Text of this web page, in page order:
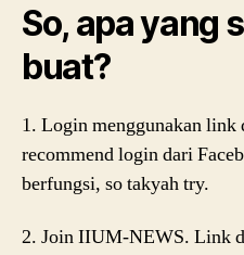
So, apa yang
buat?
1. Login menggunakan link
recommend login dari
berfungsi, so takyah try.
2. Join IIUM-NEWS. Link